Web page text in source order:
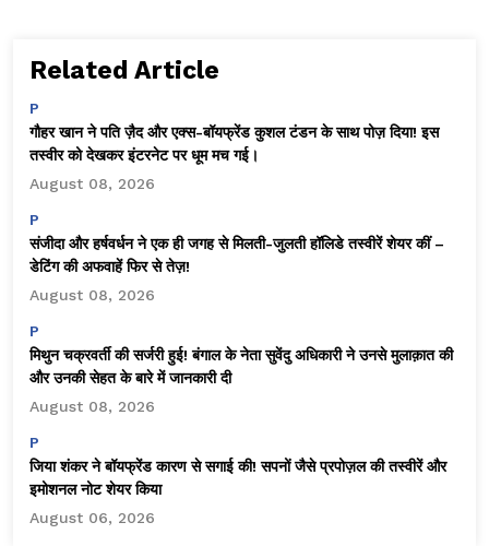
Related Article
P
गौहर खान ने पति ज़ैद और एक्स-बॉयफ्रेंड कुशल टंडन के साथ पोज़ दिया! इस
तस्वीर को देखकर इंटरनेट पर धूम मच गई।
August 08, 2026
P
संजीदा और हर्षवर्धन ने एक ही जगह से मिलती-जुलती हॉलिडे तस्वीरें शेयर कीं –
डेटिंग की अफवाहें फिर से तेज़!
August 08, 2026
P
मिथुन चक्रवर्ती की सर्जरी हुई! बंगाल के नेता सुवेंदु अधिकारी ने उनसे मुलाक़ात की
और उनकी सेहत के बारे में जानकारी दी
August 08, 2026
P
जिया शंकर ने बॉयफ्रेंड कारण से सगाई की! सपनों जैसे प्रपोज़ल की तस्वीरें और
इमोशनल नोट शेयर किया
August 06, 2026